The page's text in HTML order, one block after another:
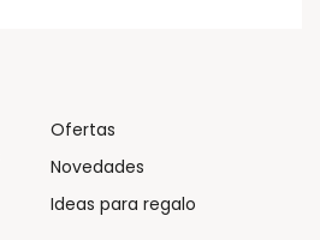
Ofertas
Novedades
Ideas para regalo